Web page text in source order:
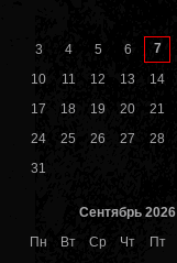
3
4 5 6 7
10
11 12 13 14
17
18 19 20 21
24
25 26 27 28
31
Сентябрь 2026
Пн
Вт Ср Чт Пт